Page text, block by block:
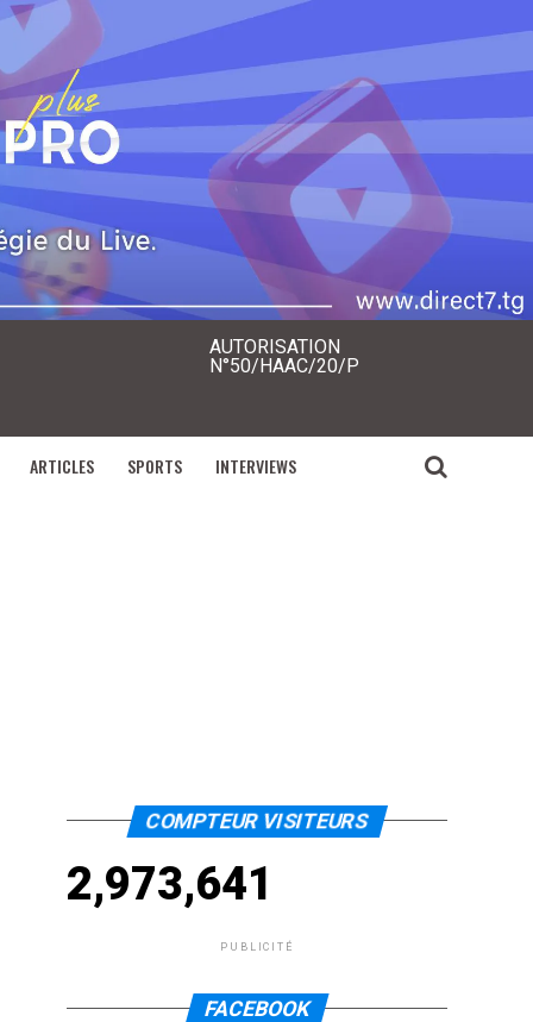
AUTORISATION
N°50/HAAC/20/P
ARTICLES SPORTS INTERVIEWS
COMPTEUR VISITEURS
2,973,641
PUBLICITÉ
FACEBOOK